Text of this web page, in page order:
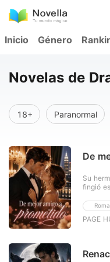
Inicio Género
Novelas de
18+ Paranormal
De
PAGE
Su
fingió
ya
hombre